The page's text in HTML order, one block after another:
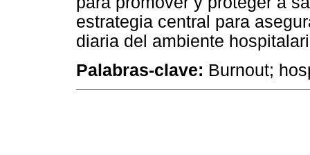
estrategia central para
diaria del ambiente
Palabras-clave: Burnout;